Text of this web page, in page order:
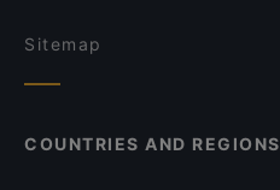
Sitemap
COUNTRIES AND REGIONS